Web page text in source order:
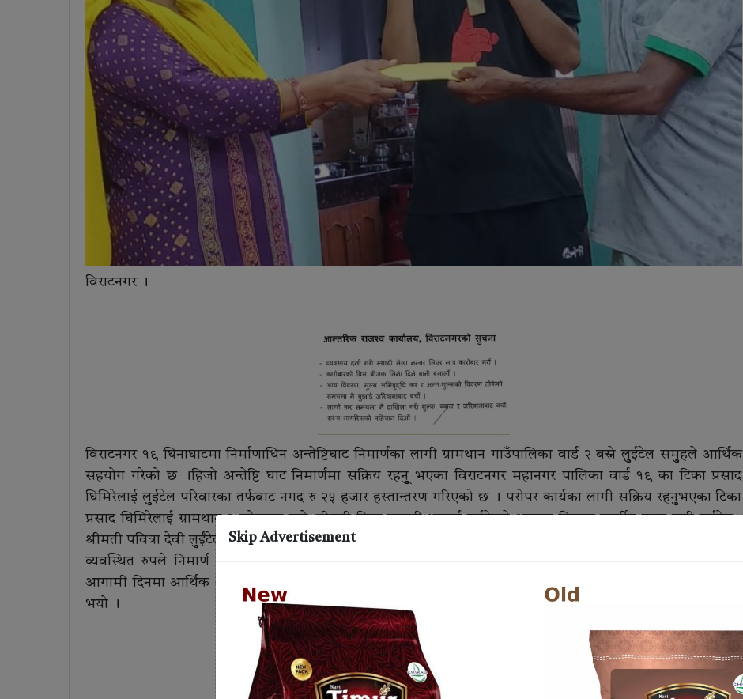
विराटनगर ।
विराटनगर १९ घिनाघाटमा निर्माणाधिन अन्तेष्टिघाट निमार्णका लागी ग्रामथान गाउँपालिका वार्ड २ बस्ने लुुईटेल समुुहले आर्थिक
सहयोग गरेको छ ।हिजो अन्तेष्टि घाट निमार्णमा सक्रिय रहनुू भएका विराटनगर महानगर पालिका वार्ड १९ का टिका प्रसाद
घिमिरेलाई लुुईटेल परिवारका तर्फबाट नगद रु २५ हजार हस्तान्तरण गरिएको छ । परोपर कार्यका लागी सक्रिय रहनुुभएका टिका
प्रसाद घिमिरेलाई ग्रामथान २ झोराहाट बस्ने श्रीमती टिका कुुमारी भट्टराई लुुईटेलले आफना पितृहरु स्वर्गीय नारद मुुनी लुुई्रटेल ,
श्रीमती पवित्रा देवी लुुईंटेल, छत्रपती लुुईंटेल , श्रीमती झिलकुुमारी लुुईँटेल ले आफना पितृहरुको अन्तेष्टि गरिएको सो घाटलाई अझ
व्यवस्थित रुपले निमार्ण गरि सञ्चालन गर्नका लागी आर्थिक सहयोग गर्न पाएको मा खुुशी व्यक्त गर्नुुभएको थियो । उहाँले
आगामी दिनमा आर्थिक अभावका कारण निमार्ण कार्यमा अवरोध भएमा पुुन सहयोग गर्न आफुु तयार रहेको जानकारी गराउनुु
भयो ।
Skip Advertisement